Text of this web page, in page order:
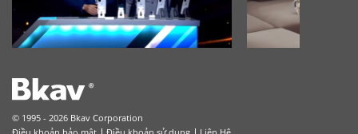
© 1995 - 2026 Bkav Corporation